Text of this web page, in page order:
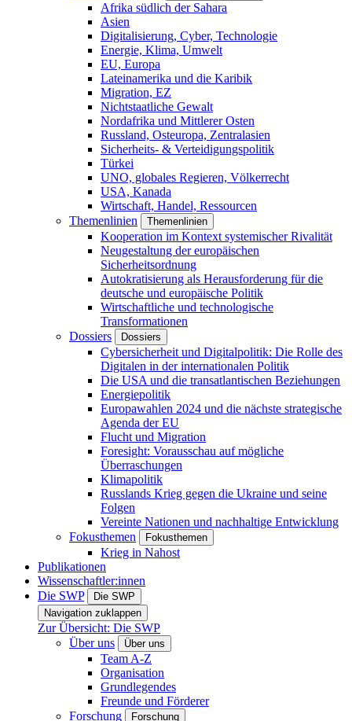
Afrika südlich der Sahara
Asien
Digitalisierung, Cyber, Technologie
Energie, Klima, Umwelt
EU, Europa
Lateinamerika und die Karibik
Migration, EZ
Nichtstaatliche Gewalt
Nordafrika und Mittlerer Osten
Russland, Osteuropa, Zentralasien
Sicherheits- & Verteidigungspolitik
Türkei
UNO, globales Regieren, Völkerrecht
USA, Kanada
Wirtschaft, Handel, Ressourcen
Themenlinien
Themenlinien
Kooperation im Kontext systemischer Rivalität
Neugestaltung der europäischen
Sicherheitsordnung
Autokratisierung als Herausforderung für die
deutsche und europäische Politik
Wirtschaftliche und technologische
Transformationen
Dossiers
Dossiers
Cybersicherheit und Digitalpolitik: Die Rolle des
Digitalen in der internationalen Politik
Die USA und die transatlantischen Beziehungen
Energiepolitik
Europawahlen 2024 und die nächste strategische
Agenda der EU
Flucht und Migration
Foresight: Vorausschau auf mögliche
Überraschungen
Klimapolitik
Russlands Krieg gegen die Ukraine und seine
Folgen
Vereinte Nationen und nachhaltige Entwicklung
Fokusthemen
Fokusthemen
Krieg in Nahost
Publikationen
Wissenschaftler:innen
Die SWP
Die SWP
Navigation zuklappen
Zur Übersicht: Die SWP
Über uns
Über uns
Team A-Z
Organisation
Grundlegendes
Freunde und Förderer
Forschung
Forschung